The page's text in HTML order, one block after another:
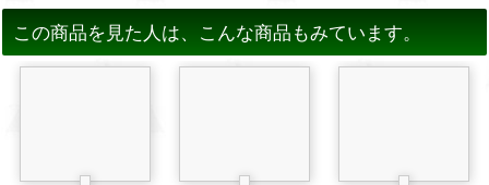
この商品を見た人は、こんな商品もみています。